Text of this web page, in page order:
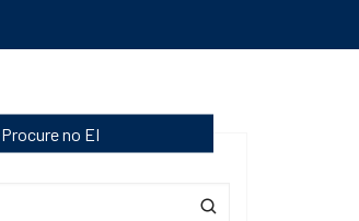
Procure no EI